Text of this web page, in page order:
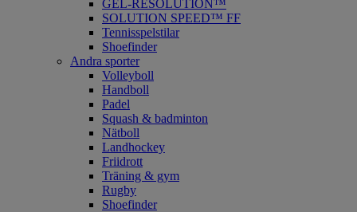
GEL-RESOLUTION™
SOLUTION SPEED™ FF
Tennisspelstilar
Shoefinder
Andra sporter
Volleyboll
Handboll
Padel
Squash & badminton
Nätboll
Landhockey
Friidrott
Träning & gym
Rugby
Shoefinder